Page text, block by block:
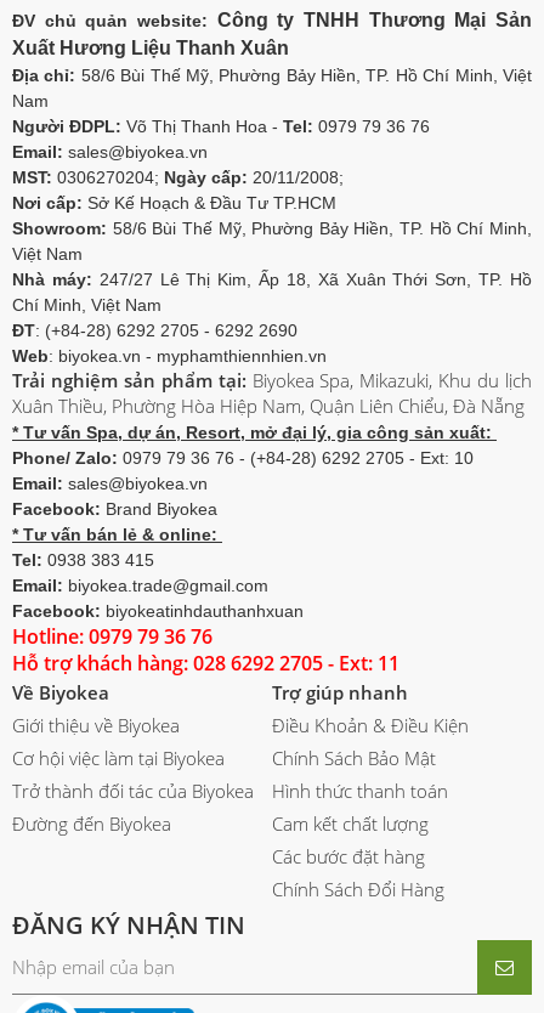
ĐV chủ quản website: Công ty TNHH Thương Mại Sản
Xuất Hương Liệu Thanh Xuân
Địa chỉ: 58/6 Bùi Thế Mỹ, Phường Bảy Hiền, TP. Hồ Chí Minh, Việt
Nam
Người ĐDPL: Võ Thị Thanh Hoa - Tel: 0979 79 36 76
Email: sales@biyokea.vn
MST: 0306270204; Ngày cấp: 20/11/2008;
Nơi cấp: Sở Kế Hoạch & Đầu Tư TP.HCM
Showroom: 58/6 Bùi Thế Mỹ, Phường Bảy Hiền, TP. Hồ Chí Minh,
Việt Nam
Nhà máy: 247/27 Lê Thị Kim, Ấp 18, Xã Xuân Thới Sơn, TP. Hồ
Chí Minh, Việt Nam
ĐT: (+84-28) 6292 2705 - 6292 2690
Web: biyokea.vn - myphamthiennhien.vn
Trải nghiệm sản phẩm tại: Biyokea Spa, Mikazuki, Khu du lịch
Xuân Thiều, Phường Hòa Hiệp Nam, Quận Liên Chiểu, Đà Nẵng
* Tư vấn Spa, dự án, Resort, mở đại lý, gia công sản xuất:
Phone/ Zalo: 0979 79 36 76 - (+84-28) 6292 2705 - Ext: 10
Email: sales@biyokea.vn
Facebook: Brand Biyokea
* Tư vấn bán lẻ & online:
Tel: 0938 383 415
Email: biyokea.trade@gmail.com
Facebook: biyokeatinhdauthanhxuan
Hotline: 0979 79 36 76
Hỗ trợ khách hàng: 028 6292 2705 - Ext: 11
Về Biyokea
Giới thiệu về Biyokea
Cơ hội việc làm tại Biyokea
Trở thành đối tác của Biyokea
Đường đến Biyokea
Trợ giúp nhanh
Điều Khoản & Điều Kiện
Chính Sách Bảo Mật
Hình thức thanh toán
Cam kết chất lượng
Các bước đặt hàng
Chính Sách Đổi Hàng
ĐĂNG KÝ NHẬN TIN